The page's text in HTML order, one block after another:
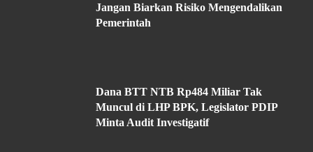
Jangan Biarkan Risiko Mengendalikan
Pemerintah
Dana BTT NTB Rp484 Miliar Tak
Muncul di LHP BPK, Legislator PDIP
Minta Audit Investigatif